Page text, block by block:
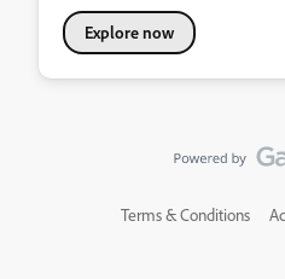
Explore now
Terms & Conditions